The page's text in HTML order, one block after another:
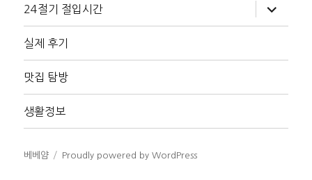
확
장
24절기 절입시간
위
메
장
실제 후기
맛집 탐방
생활정보
베베얌 Proudly powered by WordPress